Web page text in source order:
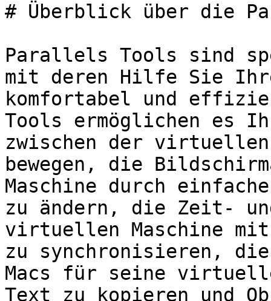
# Überblick über die
Parallels Tools sind
mit deren Hilfe Sie
komfortabel und
Tools ermöglichen es
zwischen der virtuellen
bewegen, die
Maschine durch
zu ändern, die Zeit-
virtuellen Maschine mit
zu synchronisieren, die
Macs für seine
Text zu kopieren und